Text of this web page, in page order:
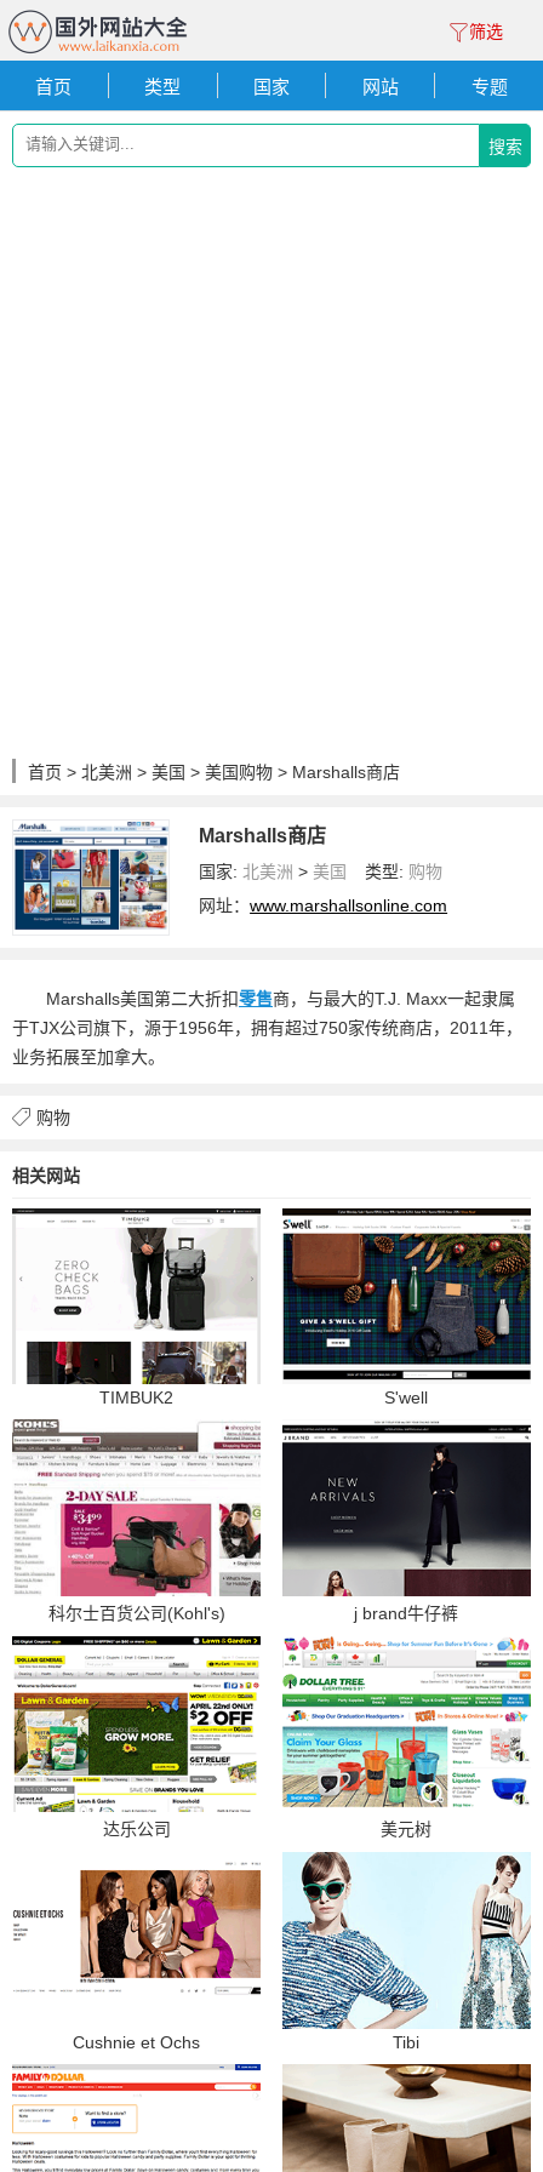
筛选
首页 类型 国家 网站 专题
搜索
首页 > 北美洲 > 美国 > 美国购物 > Marshalls商店
Marshalls商店
国家: 北美洲 > 美国 类型: 购物
网址：www.marshallsonline.com
Marshalls美国第二大折扣零售商，与最大的T.J. Maxx一起隶属
于TJX公司旗下，源于1956年，拥有超过750家传统商店，2011年，
业务拓展至加拿大。
购物
相关网站
TIMBUK2 S'well
科尔士百货公司(Kohl's) j brand牛仔裤
达乐公司 美元树
Cushnie et Ochs Tibi